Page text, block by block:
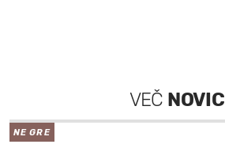
VEČ NOVIC
NE GRE